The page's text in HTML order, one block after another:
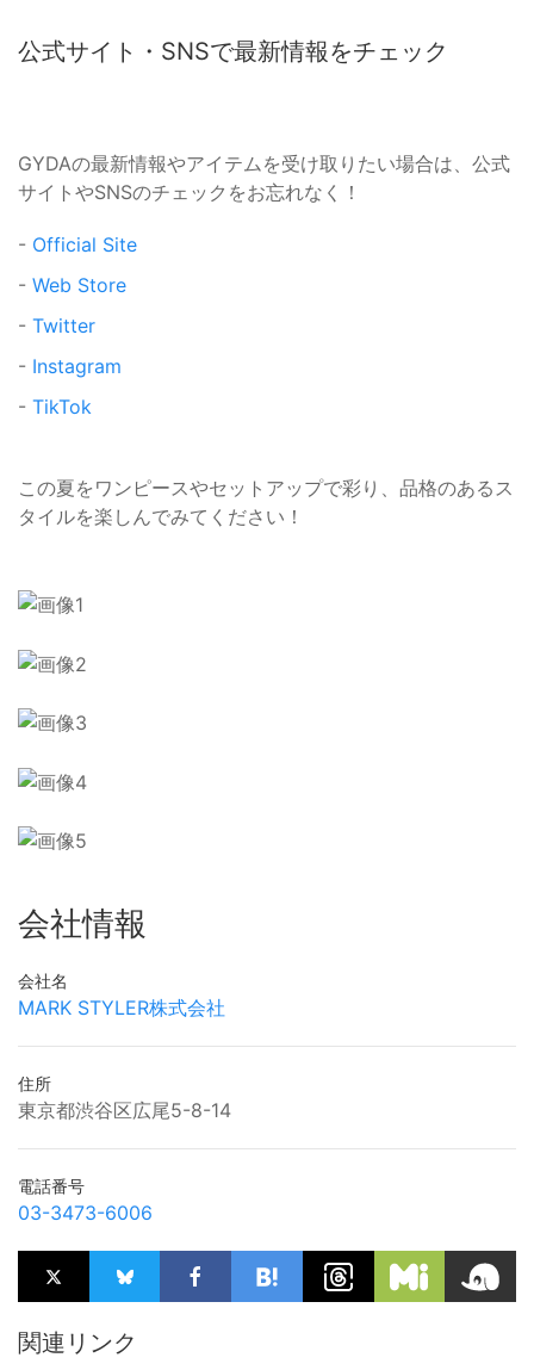
公式サイト・SNSで最新情報をチェック
GYDAの最新情報やアイテムを受け取りたい場合は、公式
サイトやSNSのチェックをお忘れなく！
- Official Site
- Web Store
- Twitter
- Instagram
- TikTok
この夏をワンピースやセットアップで彩り、品格のあるス
タイルを楽しんでみてください！
会社情報
会社名
MARK STYLER株式会社
住所
東京都渋谷区広尾5-8-14
電話番号
03-3473-6006
関連リンク